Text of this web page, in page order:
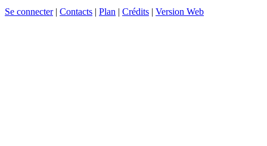
Se connecter| Contacts | Plan | Crédits | Version Web